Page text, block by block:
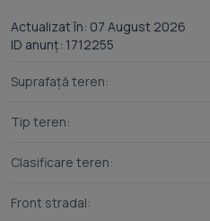
unei pensiuni turistice sau a
Toate utilitățile sunt
energie electrică, gaze
Conform Certificatului de
Actualizat în: 07 August 2026
ID anunț: 1712255
Suprafață teren:
Tip teren:
Clasificare teren:
Front stradal: